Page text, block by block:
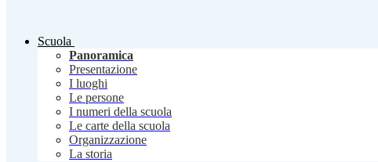
Scuola
Panoramica
Presentazione
I luoghi
Le persone
I numeri della scuola
Le carte della scuola
Organizzazione
La storia